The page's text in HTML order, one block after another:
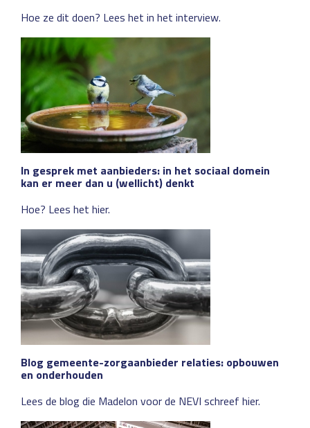
Hoe ze dit doen? Lees het in het interview.
In gesprek met aanbieders: in het sociaal domein
kan er meer dan u (wellicht) denkt
Hoe? Lees het hier.
Blog gemeente-zorgaanbieder relaties: opbouwen
en onderhouden
Lees de blog die Madelon voor de NEVI schreef hier.